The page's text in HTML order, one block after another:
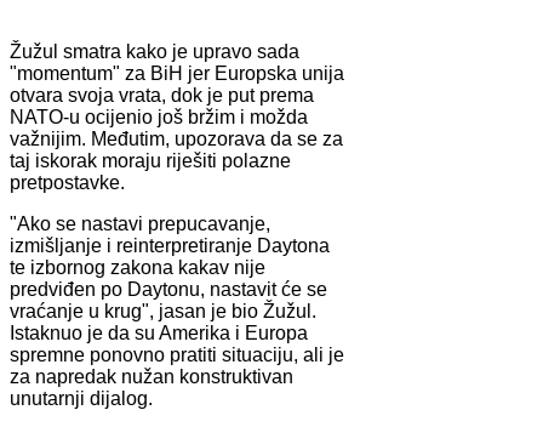
Žužul smatra kako je upravo sada
"momentum" za BiH jer Europska unija
otvara svoja vrata, dok je put prema
NATO-u ocijenio još bržim i možda
važnijim. Međutim, upozorava da se za
taj iskorak moraju riješiti polazne
pretpostavke.
"Ako se nastavi prepucavanje,
izmišljanje i reinterpretiranje Daytona
te izbornog zakona kakav nije
predviđen po Daytonu, nastavit će se
vraćanje u krug", jasan je bio Žužul.
Istaknuo je da su Amerika i Europa
spremne ponovno pratiti situaciju, ali je
za napredak nužan konstruktivan
unutarnji dijalog.